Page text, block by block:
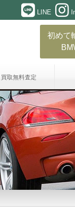
LINE
初めて
買取無料査定